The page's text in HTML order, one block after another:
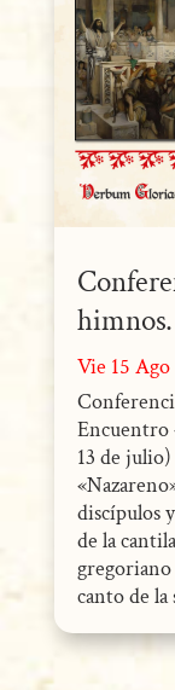
Vie 15
Encuentro
13 de
discípulos
de la
canto de la